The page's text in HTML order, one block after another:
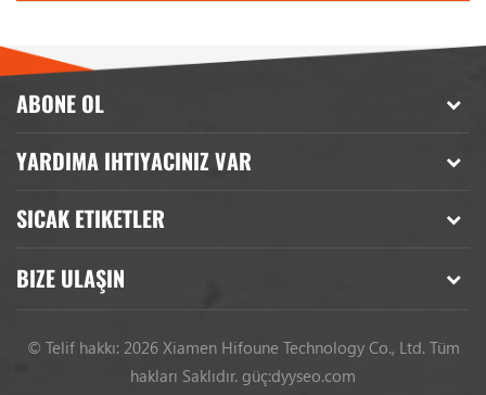
ABONE OL
YARDIMA IHTIYACINIZ VAR
SICAK ETIKETLER
BIZE ULAŞIN
© Telif hakkı: 2026 Xiamen Hifoune Technology Co., Ltd. Tüm
hakları Saklıdır. güç:dyyseo.com